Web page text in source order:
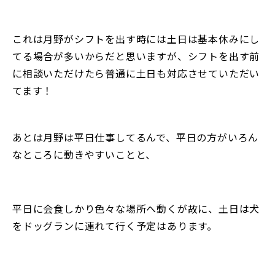
これは月野がシフトを出す時には土日は基本休みにし
てる場合が多いからだと思いますが、シフトを出す前
に相談いただけたら普通に土日も対応させていただい
てます！
あとは月野は平日仕事してるんで、平日の方がいろん
なところに動きやすいことと、
平日に会食しかり色々な場所へ動くが故に、土日は犬
をドッグランに連れて行く予定はあります。